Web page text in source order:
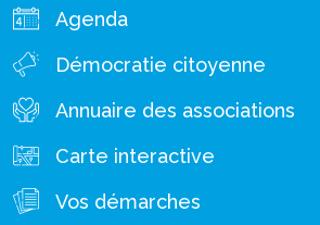
Agenda
Démocratie citoyenne
Annuaire des associations
Carte interactive
Vos démarches